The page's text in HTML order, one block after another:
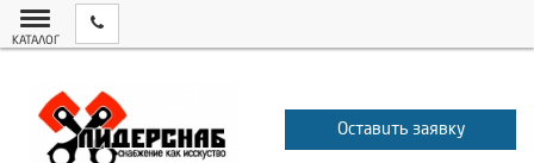
КАТАЛОГ
Оставить заявку